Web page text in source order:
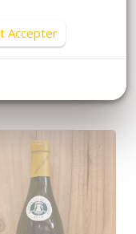
découvrez
par nos clients
Accepter